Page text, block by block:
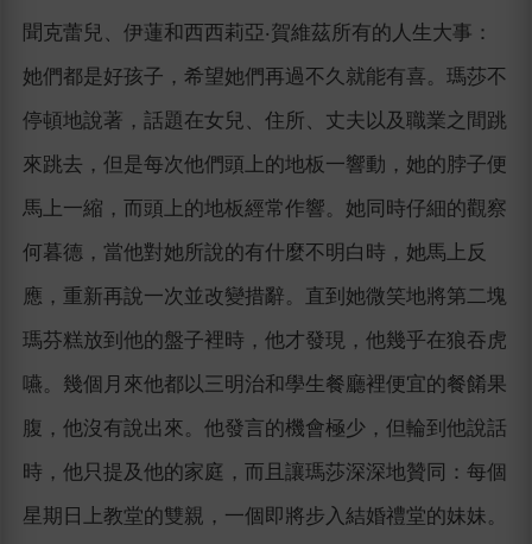
聞克蕾兒、伊蓮和西西莉亞‧賀維茲所有的人生大事：
她們都是好孩子，希望她們再過不久就能有喜。瑪莎不
停頓地說著，話題在女兒、住所、丈夫以及職業之間跳
來跳去，但是每次他們頭上的地板一響動，她的脖子便
馬上一縮，而頭上的地板經常作響。她同時仔細的觀察
何暮德，當他對她所說的有什麼不明白時，她馬上反
應，重新再說一次並改變措辭。直到她微笑地將第二塊
瑪芬糕放到他的盤子裡時，他才發現，他幾乎在狼吞虎
嚥。幾個月來他都以三明治和學生餐廳裡便宜的餐餚果
腹，他沒有說出來。他發言的機會極少，但輪到他說話
時，他只提及他的家庭，而且讓瑪莎深深地贊同：每個
星期日上教堂的雙親，一個即將步入結婚禮堂的妹妹。